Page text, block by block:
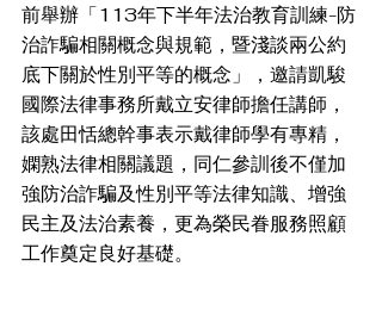
前舉辦「113年下半年法治教育訓練-防
治詐騙相關概念與規範，暨淺談兩公約
底下關於性別平等的概念」，邀請凱駿
國際法律事務所戴立安律師擔任講師，
該處田恬總幹事表示戴律師學有專精，
嫻熟法律相關議題，同仁參訓後不僅加
強防治詐騙及性別平等法律知識、增強
民主及法治素養，更為榮民眷服務照顧
工作奠定良好基礎。